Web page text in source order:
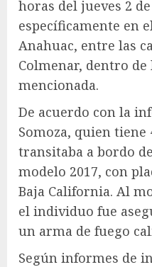
horas del jueves 2
específicamente en
Anahuac, entre las
Colmenar, dentro
mencionada.
De acuerdo con la
Somoza, quien tiene
transitaba a bordo
modelo 2017, con
Baja California. Al
el individuo fue
un arma de fuego
Según informes de